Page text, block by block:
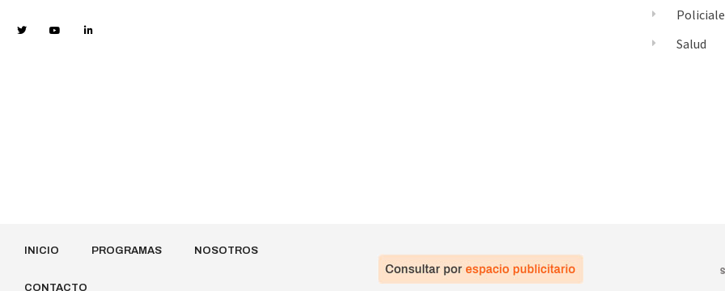
Salud
INICIO PROGRAMAS NOSOTROS
CONTACTO